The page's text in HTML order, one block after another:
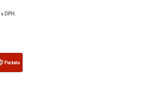
gar nicht.
angegeben- in der Beschreibung steht -
hat nur eine Kammer. Obere und untere Ebene
DPH.